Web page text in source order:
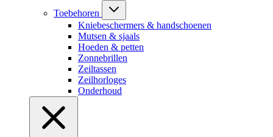
Toebehoren
Kniebeschermers & handschoenen
Mutsen & sjaals
Hoeden & petten
Zonnebrillen
Zeiltassen
Zeilhorloges
Onderhoud